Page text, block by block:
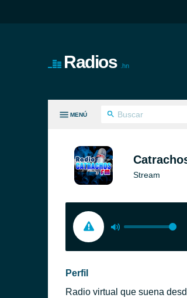
Radios .hn
MENÚ
Stream
Perfil
Radio virtual que suena